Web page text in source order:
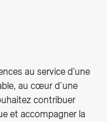
au service d'une
au cœur d’une
contribuer
et accompagner la